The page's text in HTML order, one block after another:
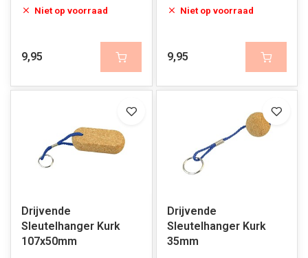
Niet op voorraad
9,95
Niet op voorraad
9,95
Drijvende
Sleutelhanger Kurk
107x50mm
Drijvende
Sleutelhanger Kurk
35mm